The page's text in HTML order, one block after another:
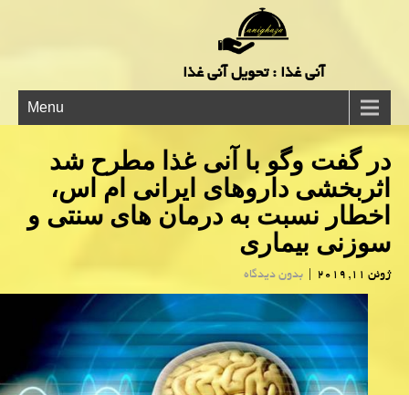
آنی غذا : تحویل آنی غذا
Menu
در گفت وگو با آنی غذا مطرح شد
اثربخشی داروهای ایرانی ام اس،
اخطار نسبت به درمان های سنتی و
سوزنی بیماری
ژوئن 11, 2019 | بدون دیدگاه